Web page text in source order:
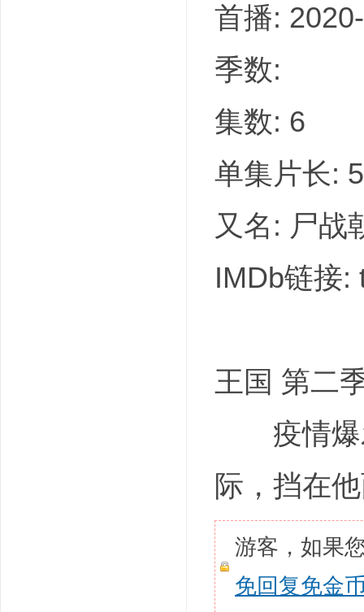
首播:
季数:
集数: 6
单集片长:
又名: 尸战
IMDb链接:
王国 第二
疫情爆
际，挡在
游客，如果
免回复免金